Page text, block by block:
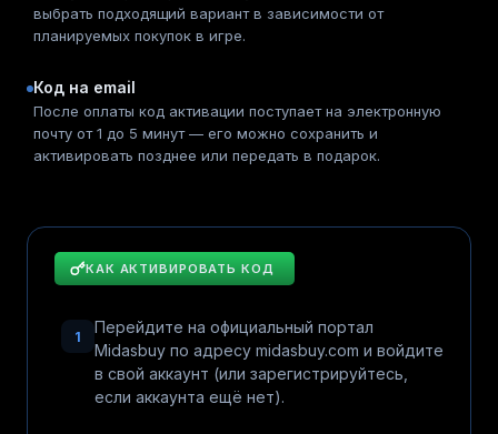
выбрать подходящий вариант в зависимости от
планируемых покупок в игре.
Код на email
После оплаты код активации поступает на электронную
почту от 1 до 5 минут — его можно сохранить и
активировать позднее или передать в подарок.
КАК АКТИВИРОВАТЬ КОД
1
Перейдите на официальный портал
Midasbuy по адресу midasbuy.com и войдите
в свой аккаунт (или зарегистрируйтесь,
если аккаунта ещё нет).